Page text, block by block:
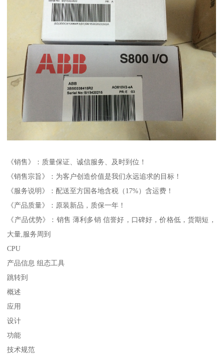
《销售》：质量保证、诚信服务、及时到位！
《销售宗旨》：为客户创造价值是我们永远追求的目标！
《服务说明》：配送至方国各地含税（17%）含运费！
《产品质量》：原装新品，质保一年！
《产品优势》：销售 薄利多销 信誉好，口碑好，价格低，货期短，
大量,服务周到
CPU
产品信息 组态工具
跳转到
概述
应用
设计
功能
技术规范